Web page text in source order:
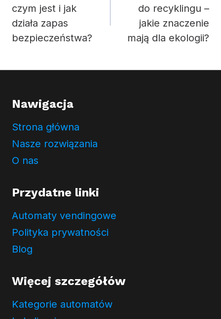
czym jest i jak
działa zapas
bezpieczeństwa?
do recyklingu –
jakie znaczenie
mają dla ekologii?
Nawigacja
Strona główna
Nasze rozwiązania
O nas
Przydatne linki
Automaty vendingowe
Polityka prywatności
Blog
Więcej szczegółów
Kategorie automatów